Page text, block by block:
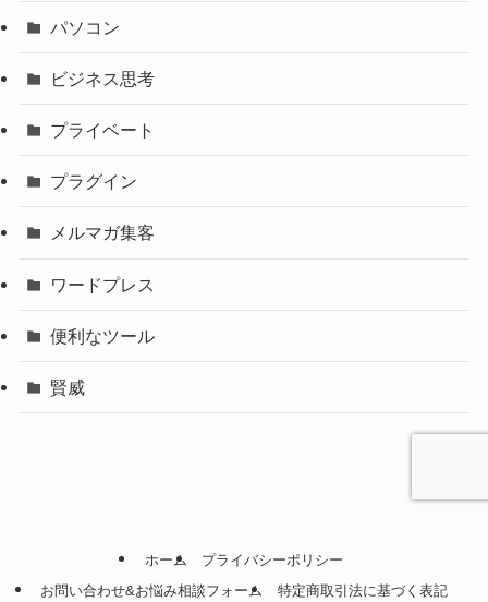
パソコン
ビジネス思考
プライベート
プラグイン
メルマガ集客
ワードプレス
便利なツール
賢威
ホーム
プライバシーポリシー
お問い合わせ&お悩み相談フォーム
特定商取引法に基づく表記